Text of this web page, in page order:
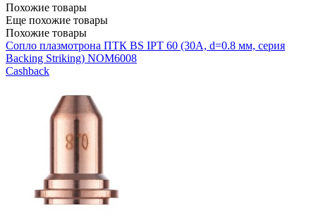
Похожие товары
Еще похожие товары
Похожие товары
Сопло плазмотрона ПТК BS IPT 60 (30A, d=0.8 мм, серия
Backing Striking) NOM6008
Cashback